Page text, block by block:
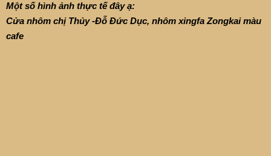
Một số hình ảnh thực tế đây ạ:
Cửa nhôm chị Thủy -Đỗ Đức Dục, nhôm xingfa Zongkai màu
cafe